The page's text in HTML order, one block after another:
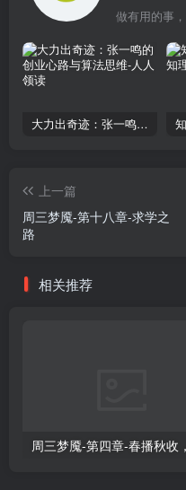
做有用的事
大力出奇迹：张一鸣的创业心路与算法思维
上一篇
周三梦魇-第十八章-求学之
路
相关推荐